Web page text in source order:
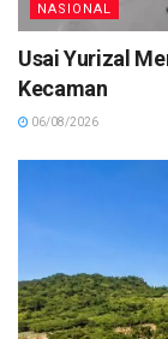
NASIONAL
Usai Yurizal
Kecaman
06/08/2026